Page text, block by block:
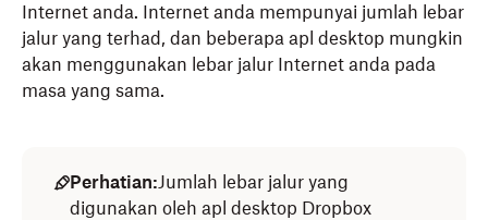
Internet anda. Internet anda mempunyai jumlah lebar
jalur yang terhad, dan beberapa apl desktop mungkin
akan menggunakan lebar jalur Internet anda pada
masa yang sama.
Perhatian:Jumlah lebar jalur yang
digunakan oleh apl desktop Dropbox